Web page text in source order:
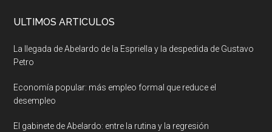
ULTIMOS ARTICULOS
La llegada de Abelardo de la Espriella y la despedida de Gustavo
Petro
Economía popular: más empleo formal que reduce el
desempleo
El gabinete de Abelardo: entre la rutina y la regresión